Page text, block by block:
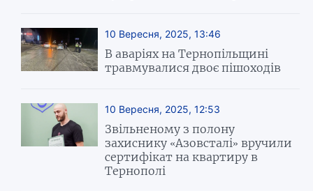
10 Вересня, 2025, 13:46
В аваріях на Тернопільщині
травмувалися двоє пішоходів
10 Вересня, 2025, 12:53
Звільненому з полону
захиснику «Азовсталі» вручили
сертифікат на квартиру в
Тернополі